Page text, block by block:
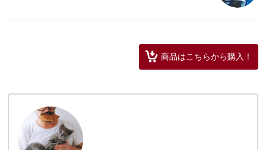
商品はこちらから購入！